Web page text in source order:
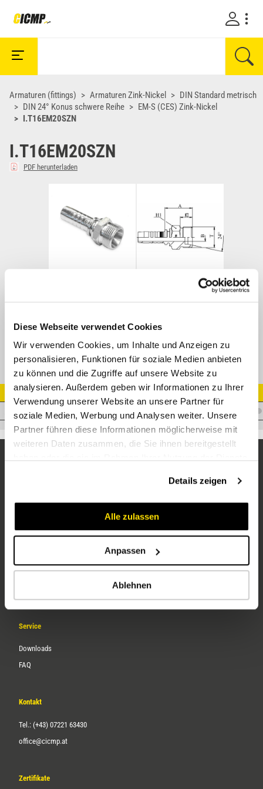
Diese Webseite verwendet Cookies
Wir verwenden Cookies, um Inhalte und Anzeigen zu
personalisieren, Funktionen für soziale Medien anbieten
zu können und die Zugriffe auf unsere Website zu
analysieren. Außerdem geben wir Informationen zu Ihrer
Verwendung unserer Website an unsere Partner für
soziale Medien, Werbung und Analysen weiter. Unsere
Partner führen diese Informationen möglicherweise mit
weiteren Daten zusammen, die Sie ihnen bereitgestellt
Details zeigen
Alle zulassen
Anpassen
Ablehnen
Armaturen (fittings) Armaturen Zink-Nickel
DIN Standard metrisch
DIN 24° Konus schwere Reihe
EM-S (CES) Zink-Nickel
I.T16EM20SZN
I.T16EM20SZN
PDF herunterladen
Artikel Nr.
I.T16EM20SZN
Über uns
Service
Downloads
FAQ
Kontakt
Tel.: (+43) 07221 63430
office@cicmp.at
Zertifikate